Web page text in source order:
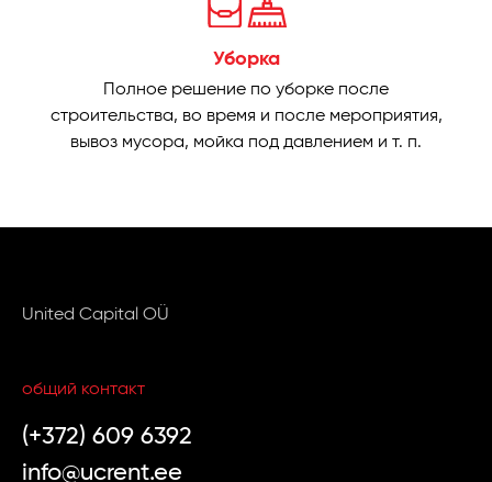
Уборка
Полное решение по уборке после
строительства, во время и после мероприятия,
вывоз мусора, мойка под давлением и т. п.
United Capital OÜ
общий контакт
(+372) 609 6392
info@ucrent.ee